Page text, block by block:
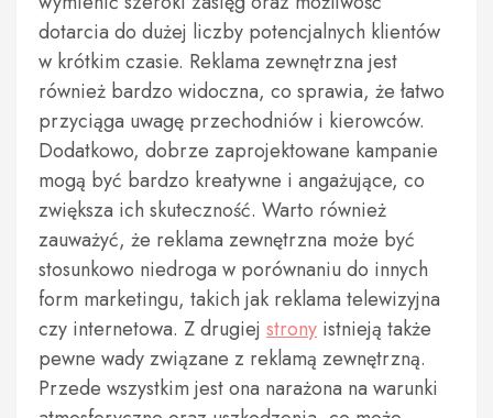
dotarcia do dużej liczby potencjalnych klientów
w krótkim czasie. Reklama zewnętrzna jest
również bardzo widoczna, co sprawia, że łatwo
przyciąga uwagę przechodniów i kierowców.
Dodatkowo, dobrze zaprojektowane kampanie
mogą być bardzo kreatywne i angażujące, co
zwiększa ich skuteczność. Warto również
zauważyć, że reklama zewnętrzna może być
stosunkowo niedroga w porównaniu do innych
form marketingu, takich jak reklama telewizyjna
czy internetowa. Z drugiej strony istnieją także
pewne wady związane z reklamą zewnętrzną.
Przede wszystkim jest ona narażona na warunki